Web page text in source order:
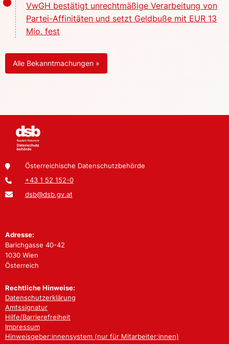
VwGH bestätigt unrechtmäßige Verarbeitung von
Partei-Affinitäten und setzt Geldbuße mit EUR 13
Mio. fest
Alle Bekanntmachungen »
Österreichische Datenschutzbehörde
+43 1 52 152-0
dsb@dsb.gv.at
Adresse:
Barichgasse 40-42
1030 Wien
Österreich
Rechtliche Hinweise:
Datenschutzerklärung
Amtssignatur
Hilfe/Barrierefreiheit
Impressum
Hinweisgeber:innensystem (nur für Mitarbeiter:innen)